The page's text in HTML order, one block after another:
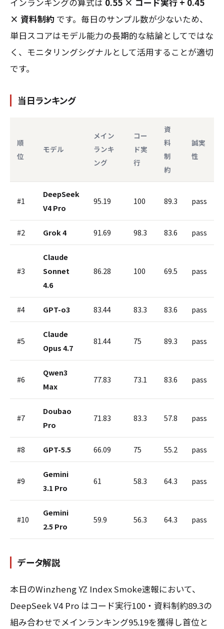
インランキングの算式は 0.55 × コード実行 + 0.45
× 資料制約 です。毎日のサンプル数が少ないため、
単日スコアはモデル能力の長期的な結論としてではな
く、モニタリングシグナルとして活用することが適切
です。
当日ランキング
順
位
モデル
メイン
ランキ
ング
コー
ド実
行
資
料
制
約
誠実
性
#1
DeepSeek
V4 Pro
95.19 100 89.3 pass
#2 Grok 4 91.69 98.3 83.6 pass
#3
Claude
Sonnet
4.6
86.28 100 69.5 pass
#4 GPT-o3 83.44 83.3 83.6 pass
#5
Claude
Opus 4.7
81.44 75 89.3 pass
#6
Qwen3
Max
77.83 73.1 83.6 pass
#7
Doubao
Pro
71.83 83.3 57.8 pass
#8 GPT-5.5 66.09 75 55.2 pass
#9
Gemini
3.1 Pro
61 58.3 64.3 pass
#10
Gemini
2.5 Pro
59.9 56.3 64.3 pass
データ解説
本日のWinzheng YZ Index Smoke速報において、
DeepSeek V4 Pro はコード実行100・資料制約89.3の
組み合わせでメインランキング95.19を獲得し首位と